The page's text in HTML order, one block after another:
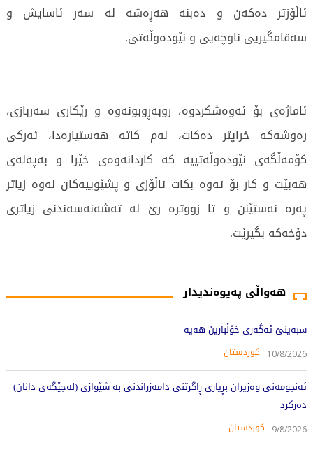
هەواڵی پەیوەندیدار
سبەینێ ئەگەری خۆڵبارین هەیە
10/8/2026 کوردستان
ئەنجومەنی وەزیران بڕیاری ڕاگرتنی دامەزراندنی بە شێوازی (لەجێگەی دانان)
دەرکرد
9/8/2026 کوردستان
ئاڵۆزتر ده‌كه‌ن و ده‌بنه‌ هه‌ڕه‌شه‌ له‌ سه‌ر ئاسايش و
سه‌قامگيريى ناوچه‌يى و نێوده‌وڵه‌تى.
ئاماژەی بۆ ئەوەشكردوە، روبه‌ڕوبونه‌وه‌ و رێكارى سه‌ربازى،
ره‌وشه‌كه‌ خراپتر ده‌كات، له‌م كاته‌‌ هه‌ستياره‌دا، ئه‌ركى
كۆمه‌ڵگه‌ى نێوده‌وڵه‌تييه‌ كه‌ كاردانه‌وه‌ى خێرا و به‌په‌له‌ى
هه‌بێت و كار بۆ ئه‌وه‌ بكات ئاڵۆزى و پشێوييه‌كان له‌وه‌ زياتر
په‌ره‌ نه‌ستێنن و تا زووتره‌ رێ له‌ ته‌شه‌نه‌سه‌ندنى زياترى
دۆخه‌كه‌ بگيرێت.